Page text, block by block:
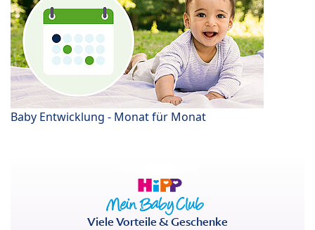
Baby Entwicklung - Monat für Monat
Viele Vorteile & Geschenke